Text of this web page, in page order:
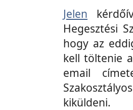
Jelen
Hegesztési
hogy az
kell töltenie
email
kiküldeni.